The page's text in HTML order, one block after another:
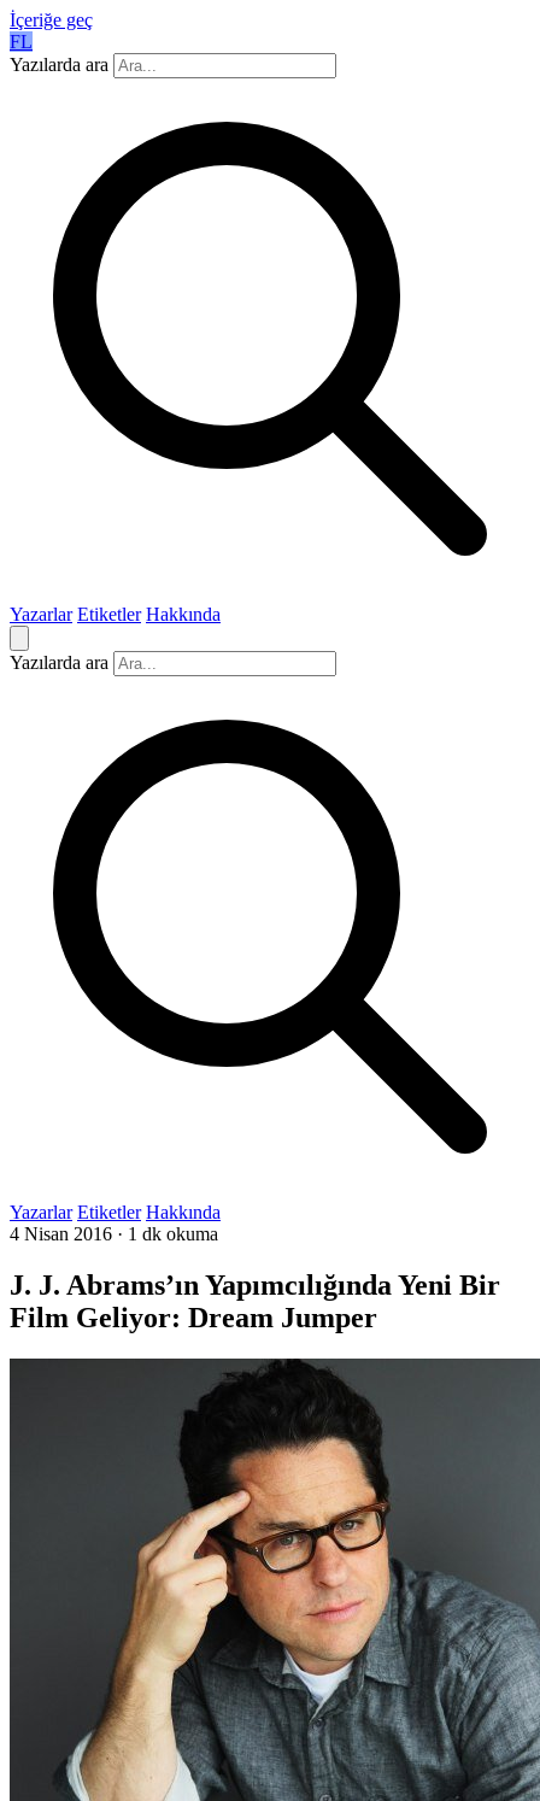
İçeriğe geç
FL
Yazılarda ara
Yazarlar Etiketler Hakkında
Yazılarda ara
Yazarlar Etiketler Hakkında
4 Nisan 2016 · 1 dk okuma
J. J. Abrams’ın Yapımcılığında Yeni Bir
Film Geliyor: Dream Jumper